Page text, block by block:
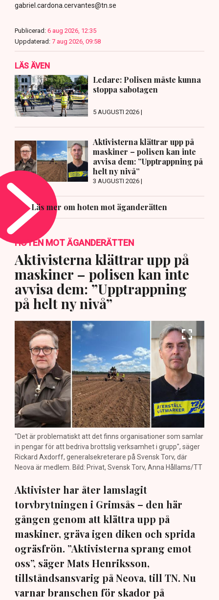
gabriel.cardona.cervantes@tn.se
Publicerad: 6 aug 2026, 12:35
Uppdaterad: 7 aug 2026, 09:58
LÄS ÄVEN
Ledare: Polisen måste kunna
stoppa sabotagen
5 AUGUSTI 2026 |
Aktivisterna klättrar upp på
maskiner – polisen kan inte
avvisa dem: ”Upptrappning på
helt ny nivå”
3 AUGUSTI 2026 |
Läs mer om hoten mot äganderätten
HOTEN MOT ÄGANDERÄTTEN
Aktivisterna klättrar upp på
maskiner – polisen kan inte
avvisa dem: ”Upptrappning
på helt ny nivå”
"Det är problematiskt att det finns organisationer som samlar
in pengar för att bedriva brottslig verksamhet i grupp", säger
Rickard Axdorff, generalsekreterare på Svensk Torv, där
Neova är medlem. Bild: Privat, Svensk Torv, Anna Hållams/TT
Aktivister har åter lamslagit
torvbrytningen i Grimsås – den här
gången genom att klättra upp på
maskiner, gräva igen diken och sprida
ogräsfrön. ”Aktivisterna sprang emot
oss”, säger Mats Henriksson,
tillståndsansvarig på Neova, till TN. Nu
varnar branschen för skador på